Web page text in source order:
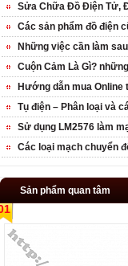
Sửa Chữa Đồ Điện Tử,
Các sản phẩm đồ điện
Những việc cần làm
Cuộn Cảm Là Gì?
Hướng dẫn mua
Tụ điện – Phân loại và
Sử dụng LM2576 làm
Các loại mạch chuyển
Sản phẩm quan tâm